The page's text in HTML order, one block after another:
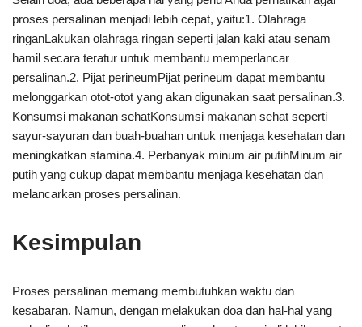
proses persalinan menjadi lebih cepat, yaitu:1. Olahraga
ringanLakukan olahraga ringan seperti jalan kaki atau senam
hamil secara teratur untuk membantu memperlancar
persalinan.2. Pijat perineumPijat perineum dapat membantu
melonggarkan otot-otot yang akan digunakan saat persalinan.3.
Konsumsi makanan sehatKonsumsi makanan sehat seperti
sayur-sayuran dan buah-buahan untuk menjaga kesehatan dan
meningkatkan stamina.4. Perbanyak minum air putihMinum air
putih yang cukup dapat membantu menjaga kesehatan dan
melancarkan proses persalinan.
Kesimpulan
Proses persalinan memang membutuhkan waktu dan
kesabaran. Namun, dengan melakukan doa dan hal-hal yang